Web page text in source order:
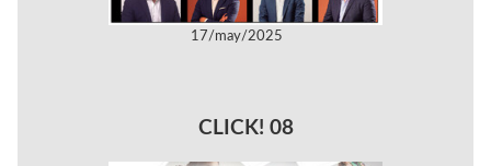
17/may/2025
CLICK! 08